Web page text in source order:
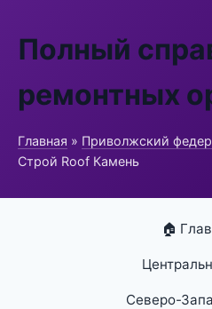
Полный
ремонтных
Главная » Приволжский
Строй Roof Камень
🏠
Северо-